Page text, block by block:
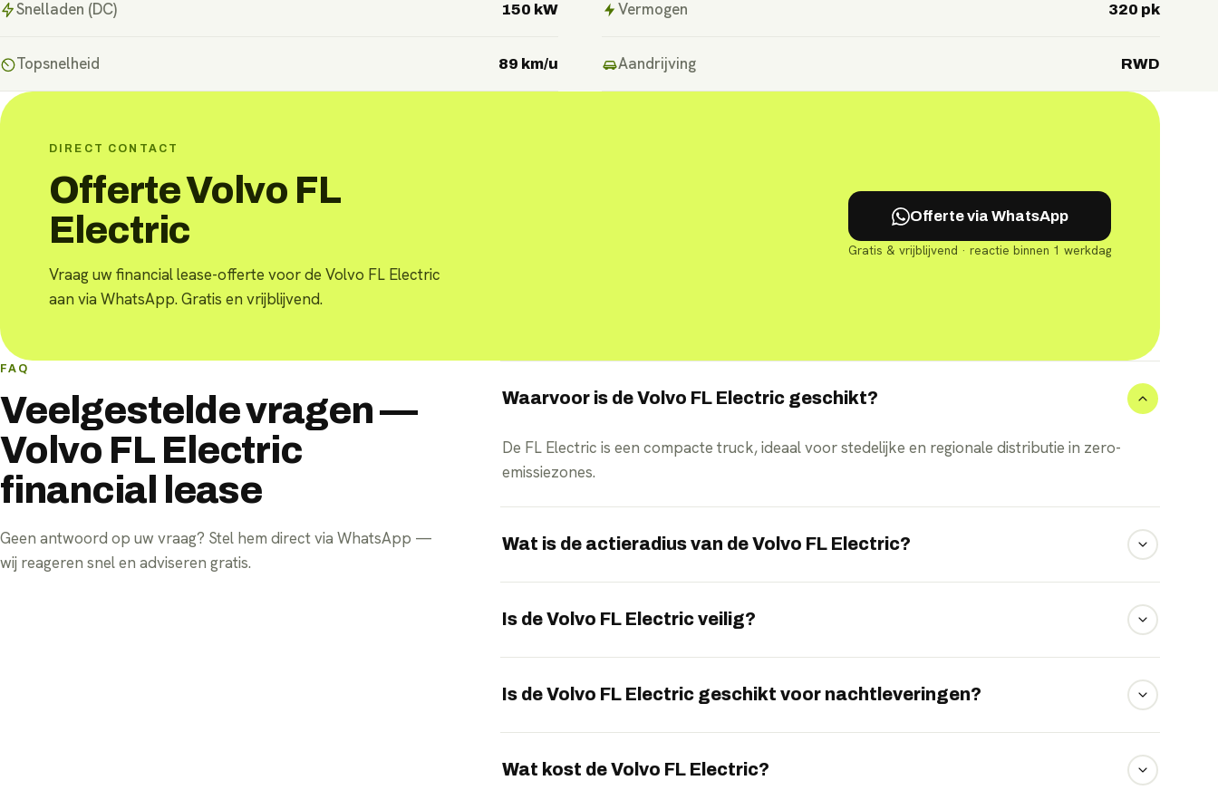
Snelladen (DC) 150 kW Vermogen 320 pk
Topsnelheid 89 km/u Aandrijving RWD
DIRECT CONTACT
Offerte Volvo FL
Electric
Vraag uw financial lease-offerte voor de Volvo FL Electric
aan via WhatsApp. Gratis en vrijblijvend.
Offerte via WhatsApp
Gratis & vrijblijvend · reactie binnen 1 werkdag
FAQ
Veelgestelde vragen —
Volvo FL Electric
financial lease
Geen antwoord op uw vraag? Stel hem direct via WhatsApp —
wij reageren snel en adviseren gratis.
Waarvoor is de Volvo FL Electric geschikt?
De FL Electric is een compacte truck, ideaal voor stedelijke en regionale distributie in zero-
emissiezones.
Wat is de actieradius van de Volvo FL Electric?
Is de Volvo FL Electric veilig?
bekendstaat.
Is de Volvo FL Electric geschikt voor nachtleveringen?
Wat kost de Volvo FL Electric?